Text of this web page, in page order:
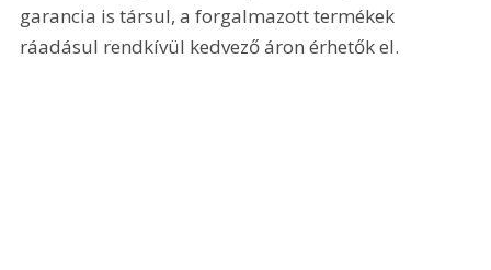
garancia is társul, a forgalmazott termékek
ráadásul rendkívül kedvező áron érhetők el.